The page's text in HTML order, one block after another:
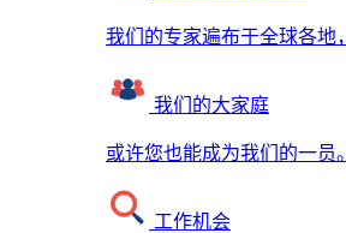
我们的专家遍布于全球各地
我们的大家庭
或许您也能成为我们的一员。
工作机会